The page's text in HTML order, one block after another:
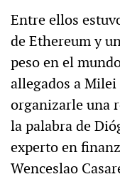
Entre ellos
de Ethereum y
peso en el
allegados a
organizarle una
la palabra de
experto en
Wenceslao